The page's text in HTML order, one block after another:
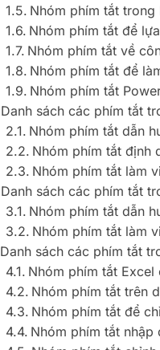
Nhóm phím tắt
Nhóm phím tắt để
Nhóm phím tắt về
Nhóm phím tắt để
Nhóm phím tắt
Danh sách các phím tắt
Nhóm phím tắt dẫn
Nhóm phím tắt định
Nhóm phím tắt làm
Danh sách các phím tắt
Nhóm phím tắt dẫn
Nhóm phím tắt làm
Danh sách các phím tắt
Nhóm phím tắt Excel
Nhóm phím tắt trên
Nhóm phím tắt để
Nhóm phím tắt nhập